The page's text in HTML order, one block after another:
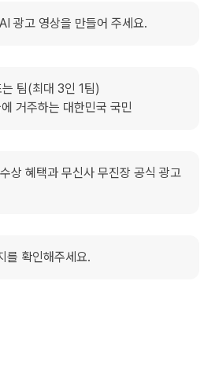
광고 영상을 만들어 주세요.
팀(최대 3인 1팀)
거주하는 대한민국 국민
상 혜택과 무신사 무진장 공식 광고
를 확인해주세요.